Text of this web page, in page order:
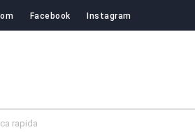
Facebook Instagram